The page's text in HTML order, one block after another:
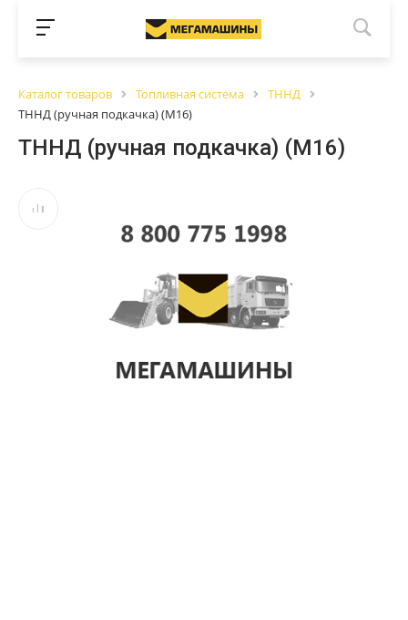
Каталог товаров Топливная система
ТННД
ТННД (ручная подкачка) (М16)
ТННД (ручная подкачка) (М16)